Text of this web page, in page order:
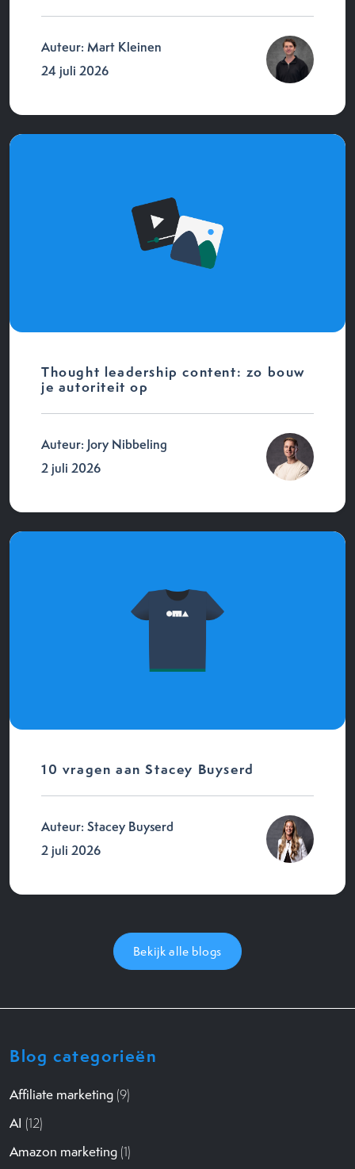
Auteur: Mart Kleinen
24 juli 2026
Thought leadership content: zo bouw
je autoriteit op
Auteur: Jory Nibbeling
2 juli 2026
10 vragen aan Stacey Buyserd
Auteur: Stacey Buyserd
2 juli 2026
Bekijk alle blogs
Blog categorieën
Affiliate marketing (9)
AI (12)
Amazon marketing (1)